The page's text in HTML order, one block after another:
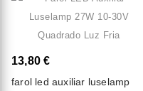
13,80 €
farol led auxiliar luselamp